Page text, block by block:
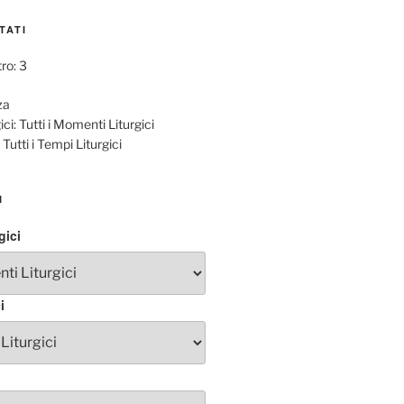
3
Tutti i Momenti Liturgici
Tutti i Tempi Liturgici